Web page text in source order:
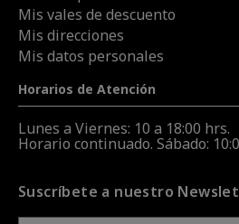
Mis vales de descuento
Mis direcciones
Mis datos personales
Horarios de Atención
Lunes a Viernes: 10 a 18:00 hrs.
Horario continuado. Sábado:
Suscríbete a nuestro